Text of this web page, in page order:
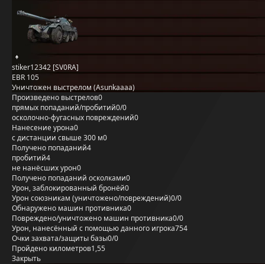
stiker12342 [SV0RA]
EBR 105
Уничтожен выстрелом (Asunkaaaa)
Произведено выстрелов0
прямых попаданий/пробитий0/0
осколочно-фугасных повреждений0
Нанесение урона0
с дистанции свыше 300 м0
Получено попаданий4
пробитий4
не нанёсших урон0
Получено попаданий осколками0
Урон, заблокированный бронёй0
Урон союзникам (уничтожено/повреждений)0/0
Обнаружено машин противника0
Повреждено/уничтожено машин противника0/0
Урон, нанесённый с помощью данного игрока754
Очки захвата/защиты базы0/0
Пройдено километров1,55
Закрыть